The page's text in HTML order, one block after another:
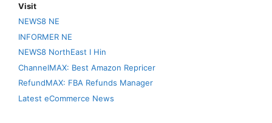
Visit
NEWS8 NE
INFORMER NE
NEWS8 NorthEast I Hin
ChannelMAX: Best Amazon Repricer
RefundMAX: FBA Refunds Manager
Latest eCommerce News